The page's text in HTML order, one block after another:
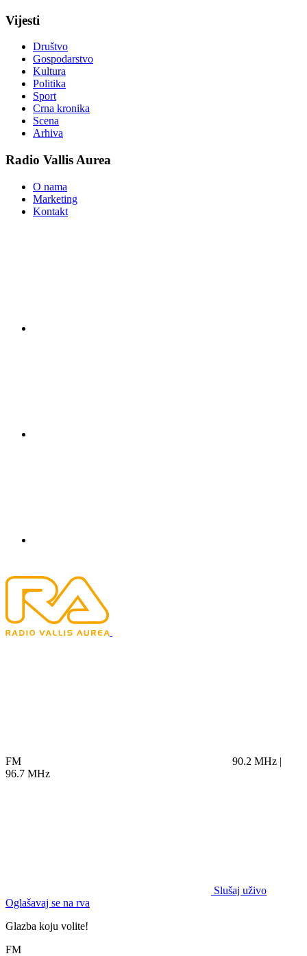
Vijesti
Društvo
Gospodarstvo
Kultura
Politika
Sport
Crna kronika
Scena
Arhiva
Radio Vallis Aurea
O nama
Marketing
Kontakt
FM
90.2 MHz |
96.7 MHz
Slušaj uživo
Oglašavaj se na rva
Glazba koju volite!
FM